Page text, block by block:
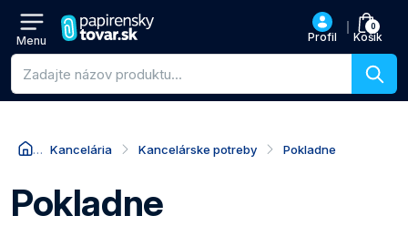
Menu Profil
0
Košík
Vyhľadávanie produktov
Kancelária Kancelárske potreby Pokladne
Pokladne